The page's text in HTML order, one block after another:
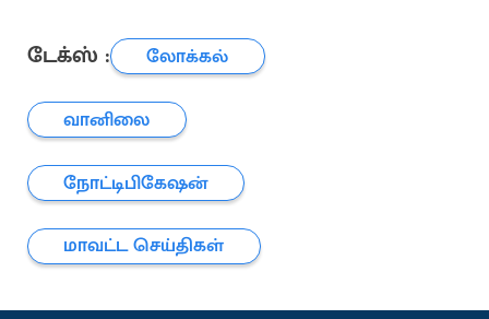
டேக்ஸ் :
லோக்கல்
வானிலை
நோட்டிபிகேஷன்
மாவட்ட செய்திகள்